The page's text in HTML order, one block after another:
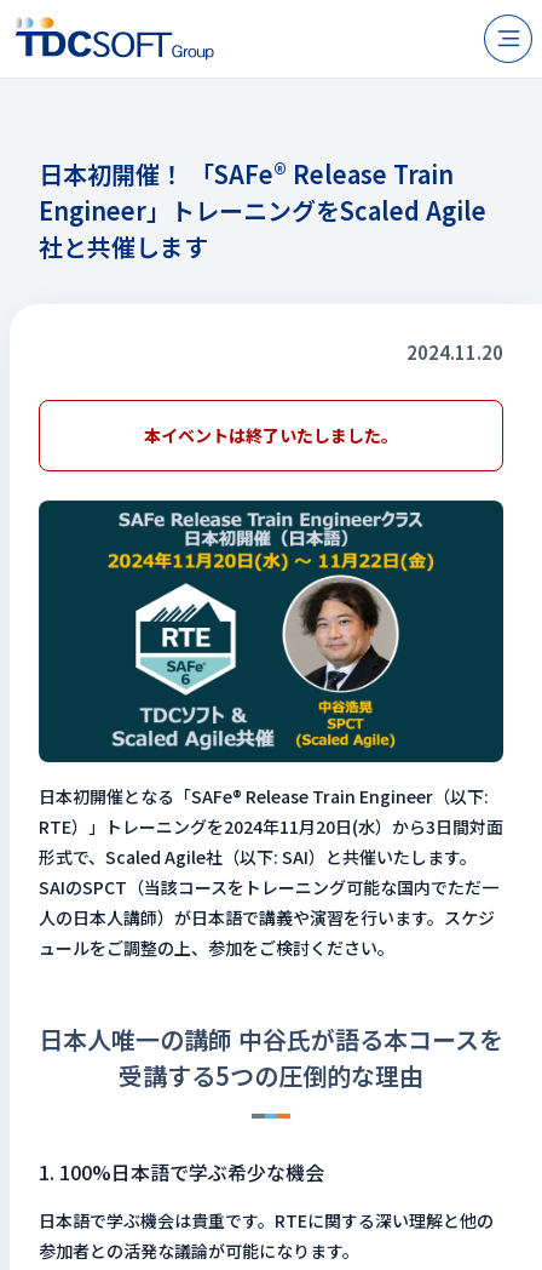
採用
IR情報
お問い合わせ
JP EN
検索キーワードを入力
閉じる
日本初開催！ 「SAFe® Release Train
Engineer」トレーニングをScaled Agile
社と共催します
2024.11.20
本イベントは終了いたしました。
日本初開催となる「SAFe® Release Train Engineer（以下:
RTE）」トレーニングを2024年11月20日(水）から3日間対面
形式で、Scaled Agile社（以下: SAI）と共催いたします。
SAIのSPCT（当該コースをトレーニング可能な国内でただ一
人の日本人講師）が日本語で講義や演習を行います。スケジ
ュールをご調整の上、参加をご検討ください。
日本人唯一の講師 中谷氏が語る本コースを
受講する5つの圧倒的な理由
1. 100%日本語で学ぶ希少な機会
日本語で学ぶ機会は貴重です。RTEに関する深い理解と他の
参加者との活発な議論が可能になります。